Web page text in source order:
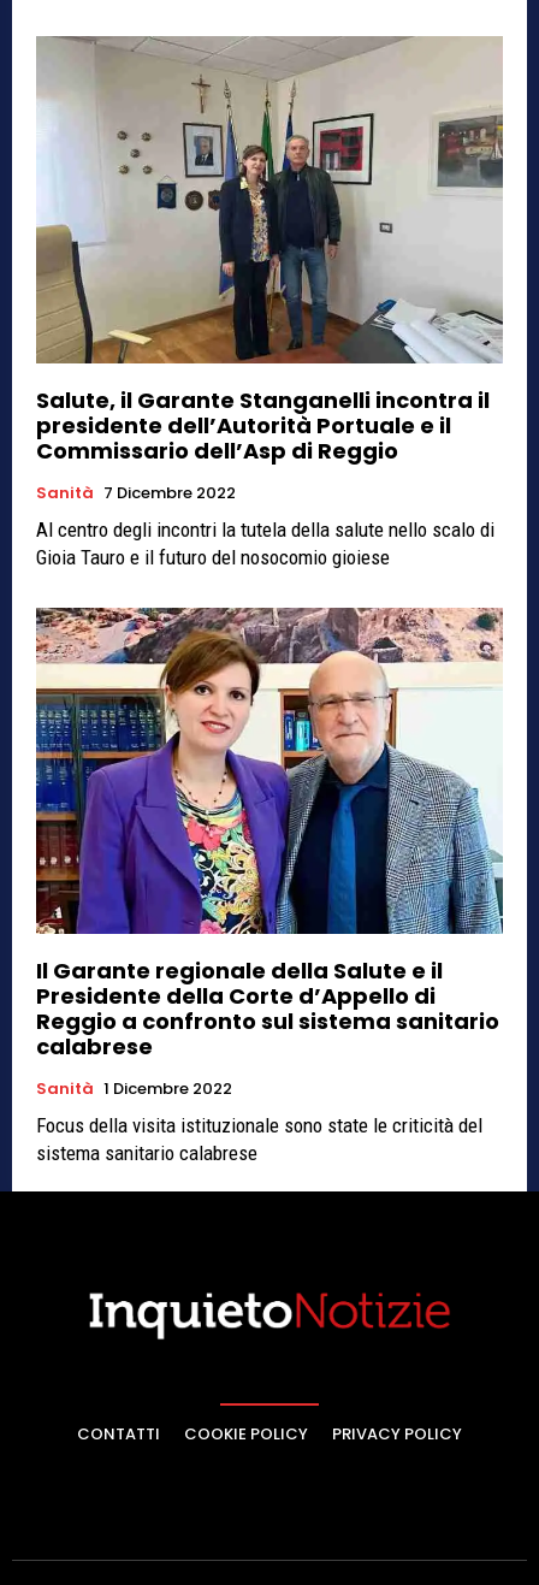
Salute, il Garante Stanganelli incontra il
presidente dell’Autorità Portuale e il
Commissario dell’Asp di Reggio
Sanità 7 Dicembre 2022
Al centro degli incontri la tutela della salute nello scalo di
Gioia Tauro e il futuro del nosocomio gioiese
Il Garante regionale della Salute e il
Presidente della Corte d’Appello di
Reggio a confronto sul sistema sanitario
calabrese
Sanità 1 Dicembre 2022
Focus della visita istituzionale sono state le criticità del
sistema sanitario calabrese
CONTATTI COOKIE POLICY PRIVACY POLICY